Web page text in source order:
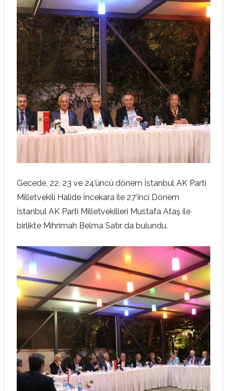
Gecede, 22, 23 ve 24’üncü dönem İstanbul AK Parti
Milletvekili Halide İncekara ile 27’inci Dönem
İstanbul AK Parti Milletvekilleri Mustafa Ataş ile
birlikte Mihrimah Belma Satır da bulundu.